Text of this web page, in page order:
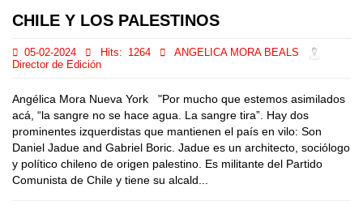
CHILE Y LOS PALESTINOS
05-02-2024 Hits: 1264
ANGELICA MORA BEALS
Director de Edición
Angélica Mora Nueva York "Por mucho que estemos asimilados
acá, “la sangre no se hace agua. La sangre tira”. Hay dos
prominentes izquerdistas que mantienen el país en vilo: Son
Daniel Jadue and Gabriel Boric. Jadue es un architecto, sociólogo
y político chileno de origen palestino. Es militante del Partido
Comunista de Chile y tiene su alcald...